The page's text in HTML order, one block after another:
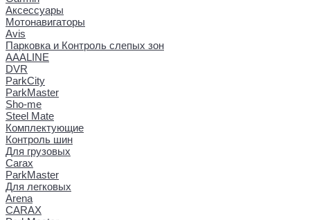
Аксессуары
Мотонавигаторы
Avis
Парковка и Контроль слепых зон
AAALINE
DVR
ParkCity
ParkMaster
Sho-me
Steel Mate
Комплектующие
Контроль шин
Для грузовых
Carax
ParkMaster
Для легковых
Arena
CARAX